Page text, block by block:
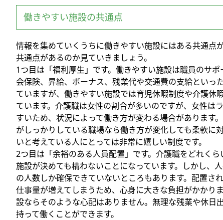
働きやすい施設の共通点
情報を集めていくうちに働きやすい施設にはある共通点
共通点があるのか見ていきましょう。
1つ目は「福利厚生」です。働きやすい施設は職員のサ
会保険、昇給、ボーナス、残業代や交通費の支給といっ
ていますが、働きやすい施設では育児休暇制度や介護休
ています。介護職は女性の割合が多いのですが、女性は
すいため、状況によって働き方が変わる場合があります
がしっかりしている職場なら働き方が変化しても柔軟に
いと考えている人にとっては非常に嬉しい制度です。
2つ目は「余裕のある人員配置」です。介護職をどれく
施設が決めても構わないことになっています。しかし、
の人数しか確保できていないところもあります。配置さ
仕事量が増えてしまうため、心身に大きな負担がかかり
設ならそのような心配はありません。無理な残業や休日
持って働くことができます。